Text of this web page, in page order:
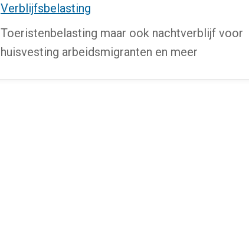
Verblijfsbelasting
Toeristenbelasting maar ook nachtverblijf voor
huisvesting arbeidsmigranten en meer